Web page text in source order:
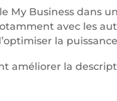
My Business dans
avec les
la
améliorer la